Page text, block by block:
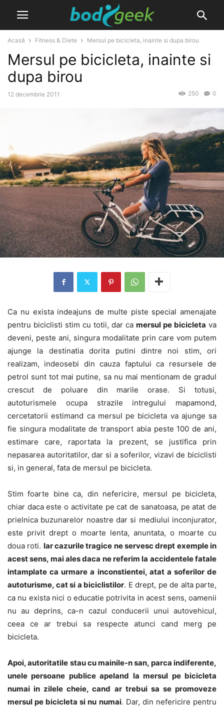
Acasă Fitness & Diete Mersul pe bicicleta, inainte si dupa birou
Mersul pe bicicleta, inainte si
dupa birou
12 decembrie 2011 0
250
Ca nu exista indeajuns de multe piste special amenajate
pentru biciclisti stim cu totii, dar ca mersul pe bicicleta va
deveni, peste ani, singura modalitate prin care vom putem
ajunge la destinatia dorita putini dintre noi stim, ori
realizam, indeosebi din cauza faptului ca resursele de
petrol sunt tot mai putine, sa nu mai mentionam de gradul
crescut de poluare din marile orase. Si totusi,
autoturismele ocupa strazile intregului mapamond,
cercetatorii estimand ca mersul pe bicicleta va ajunge sa
fie singura modalitate de transport abia peste 100 de ani,
estimare care, raportata la prezent, se justifica prin
nepasarea autoritatilor, dar si a soferilor, vizavi de biciclisti
si, in general, fata de mersul pe bicicleta.
Stim foarte bine ca, din nefericire, mersul pe bicicleta,
chiar daca este o activitate pe cat de sanatoasa, pe atat de
prielnica buzunarelor noastre dar si mediului inconjurator,
este privit drept o moarte lenta, anuntata, o moarte cu
doua roti. Iar cazurile tragice ne servesc drept exemple in
acest sens, mai ales daca ne referim la accidentele fatale
intamplate ca urmare a inconstientei, atat a soferilor de
autoturisme, cat si a biciclistilor. E drept, pe de alta parte,
ca nu exista nici o educatie potrivita in acest sens, oamenii
nu au deprins, ca-n cazul conducerii unui autovehicul,
ceea ce ar trebui sa respecte atunci cand merg pe
bicicleta.
Apoi, autoritatile stau cu mainile-n san, parca indiferente,
unele persoane publice apeland la mersul pe bicicleta
numai in zilele cheie, cand ar trebui sa se promoveze
mersul pe bicicleta si nu numai. Dar, din nefericire pentru